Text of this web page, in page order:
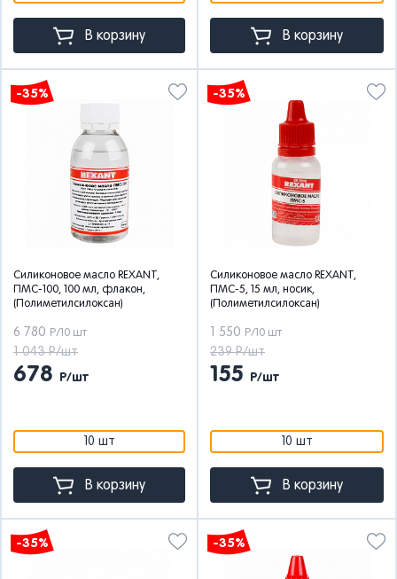
В корзину В корзину
-35%
Силиконовое масло REXANT,
ПМС-100, 100 мл, флакон,
(Полиметилсилоксан)
6 780 Р/10 шт
1 043 Р/шт
678 Р/шт
10 шт
В корзину
-35%
Силиконовое масло REXANT,
ПМС-5, 15 мл, носик,
(Полиметилсилоксан)
1 550 Р/10 шт
239 Р/шт
155 Р/шт
10 шт
В корзину
-35% -35%